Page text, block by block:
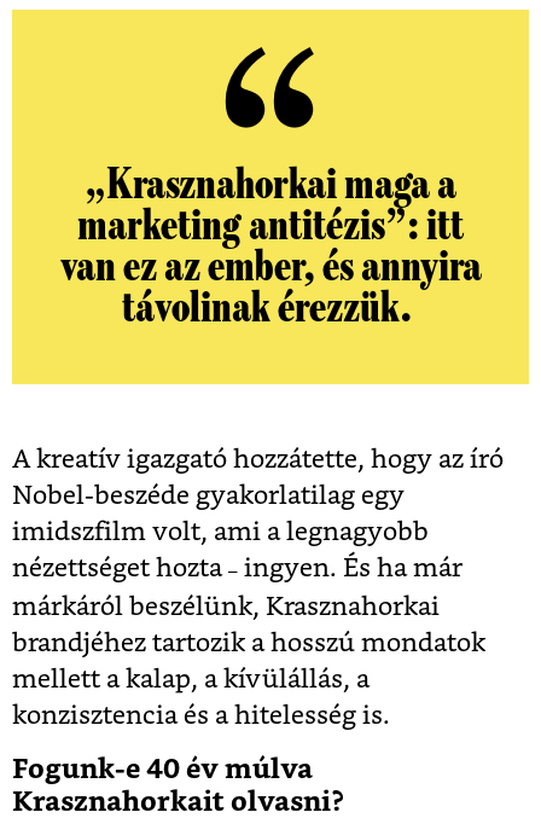
„Krasznahorkai maga a
marketing antitézis”: itt
van ez az ember, és annyira
távolinak érezzük.
A kreatív igazgató hozzátette, hogy az író
Nobel-beszéde gyakorlatilag egy
imidszfilm volt, ami a legnagyobb
nézettséget hozta – ingyen. És ha már
márkáról beszélünk, Krasznahorkai
brandjéhez tartozik a hosszú mondatok
mellett a kalap, a kívülállás, a
konzisztencia és a hitelesség is.
Fogunk-e 40 év múlva
Krasznahorkait olvasni?